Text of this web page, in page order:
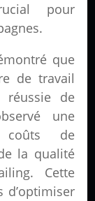
pour
que
de travail
réussie de
une
coûts de
la qualité
Cette
d’optimiser